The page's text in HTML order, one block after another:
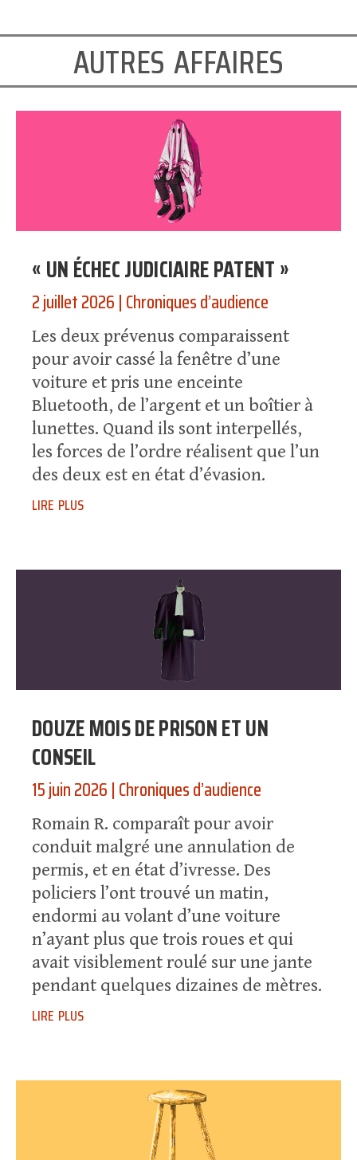
autres affaires
« UN ÉCHEC JUDICIAIRE PATENT »
2 juillet 2026|Chroniques d’audience
Les deux prévenus comparaissent
pour avoir cassé la fenêtre d’une
voiture et pris une enceinte
Bluetooth, de l’argent et un boîtier à
lunettes. Quand ils sont interpellés,
les forces de l’ordre réalisent que l’un
des deux est en état d’évasion.
lire plus
DOUZE MOIS DE PRISON ET UN
CONSEIL
15 juin 2026|Chroniques d’audience
Romain R. comparaît pour avoir
conduit malgré une annulation de
permis, et en état d’ivresse. Des
policiers l’ont trouvé un matin,
endormi au volant d’une voiture
n’ayant plus que trois roues et qui
avait visiblement roulé sur une jante
pendant quelques dizaines de mètres.
lire plus